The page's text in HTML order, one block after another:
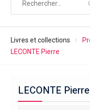
Livres et collections
LECONTE Pierre
LECONTE Pierre